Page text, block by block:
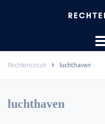
Rechtencircuit luchthaven
luchthaven